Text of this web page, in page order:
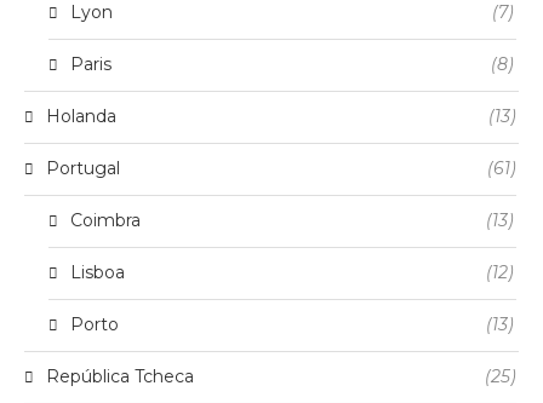
Lyon (7)
Paris (8)
Holanda (13)
Portugal (61)
Coimbra (13)
Lisboa (12)
Porto (13)
República Tcheca (25)